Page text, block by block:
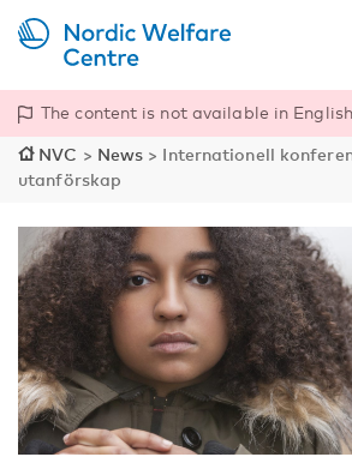
The content is not available in
NVC > News > Internationell
utanförskap